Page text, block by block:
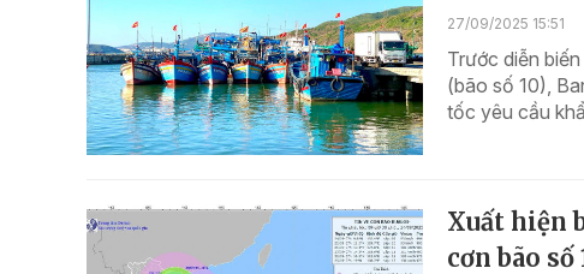
27/09/2025 15:51
Trước diễn
(bão số 10),
tốc yêu cầu
Xuất hiện
cơn bão số